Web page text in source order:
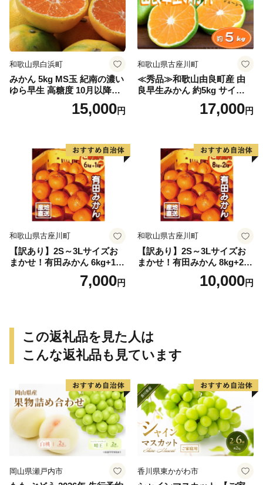
和歌山県白浜町
みかん 5kg MS玉 紀南の濃い
ゆら早生 高糖度 10月以降発
送 マルチ被覆栽培15,000円
和歌山県古座川町
≪秀品≫和歌山由良町産 由
良早生みかん 約5kg サイズお
まかせ【sml106C】17,000円
和歌山県古座川町
【訳あり】2S～3Lサイズお
まかせ！有田みかん 6kg+1kg
保証分 11月から12月下旬ま
でに順次発送致します。 / 訳
7,000円
和歌山県古座川町
【訳あり】2S～3Lサイズお
まかせ！有田みかん 8kg+2kg
保証分 11月から12月下旬ま
でに順次発送致します。 / 訳
10,000円
この返礼品を見た人は
こんな返礼品も見ています
岡山県瀬戸内市 香川県東かがわ市